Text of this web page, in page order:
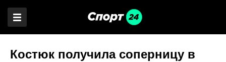
Костюк получила соперницу в